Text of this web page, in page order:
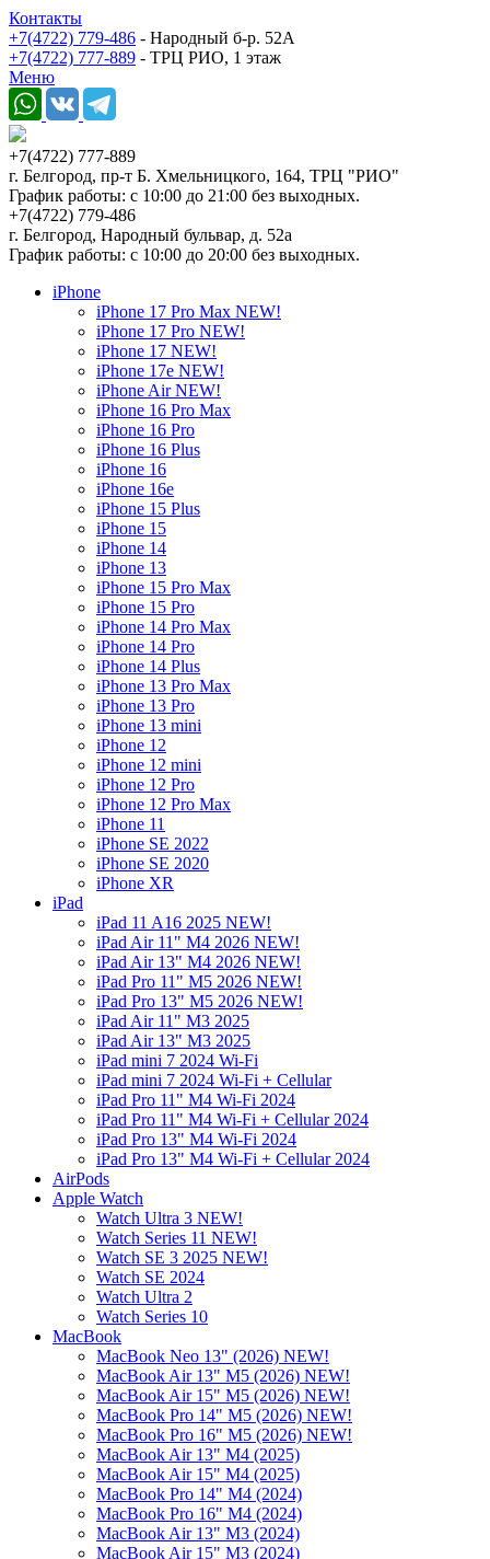
Контакты
+7(4722) 779-486 - Народный б-р. 52А
+7(4722) 777-889 - ТРЦ РИО, 1 этаж
Меню
+7(4722) 777-889
г. Белгород, пр-т Б. Хмельницкого, 164, ТРЦ "РИО"
График работы: с 10:00 до 21:00 без выходных.
+7(4722) 779-486
г. Белгород, Народный бульвар, д. 52а
График работы: с 10:00 до 20:00 без выходных.
iPhone
iPhone 17 Pro Max NEW!
iPhone 17 Pro NEW!
iPhone 17 NEW!
iPhone 17e NEW!
iPhone Air NEW!
iPhone 16 Pro Max
iPhone 16 Pro
iPhone 16 Plus
iPhone 16
iPhone 16e
iPhone 15 Plus
iPhone 15
iPhone 14
iPhone 13
iPhone 15 Pro Max
iPhone 15 Pro
iPhone 14 Pro Max
iPhone 14 Pro
iPhone 14 Plus
iPhone 13 Pro Max
iPhone 13 Pro
iPhone 13 mini
iPhone 12
iPhone 12 mini
iPhone 12 Pro
iPhone 12 Pro Max
iPhone 11
iPhone SE 2022
iPhone SE 2020
iPhone XR
iPad
iPad 11 A16 2025 NEW!
iPad Air 11" M4 2026 NEW!
iPad Air 13" M4 2026 NEW!
iPad Pro 11" M5 2026 NEW!
iPad Pro 13" M5 2026 NEW!
iPad Air 11" M3 2025
iPad Air 13" M3 2025
iPad mini 7 2024 Wi-Fi
iPad mini 7 2024 Wi-Fi + Cellular
iPad Pro 11" M4 Wi-Fi 2024
iPad Pro 11" M4 Wi-Fi + Cellular 2024
iPad Pro 13" M4 Wi-Fi 2024
iPad Pro 13" M4 Wi-Fi + Cellular 2024
AirPods
Apple Watch
Watch Ultra 3 NEW!
Watch Series 11 NEW!
Watch SE 3 2025 NEW!
Watch SE 2024
Watch Ultra 2
Watch Series 10
MacBook
MacBook Neo 13" (2026) NEW!
MacBook Air 13" M5 (2026) NEW!
MacBook Air 15" M5 (2026) NEW!
MacBook Pro 14" M5 (2026) NEW!
MacBook Pro 16" M5 (2026) NEW!
MacBook Air 13" M4 (2025)
MacBook Air 15" M4 (2025)
MacBook Pro 14" M4 (2024)
MacBook Pro 16" M4 (2024)
MacBook Air 13" M3 (2024)
MacBook Air 15" M3 (2024)